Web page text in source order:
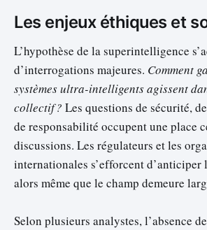
Les enjeux éthiques et
L’hypothèse de la superintelligence
d’interrogations majeures. Comment
systèmes ultra-intelligents agissent
collectif ? Les questions de sécurité,
de responsabilité occupent une place
discussions. Les régulateurs et les
internationales s’efforcent d’anticiper
alors même que le champ demeure
Selon plusieurs analystes, l’absence